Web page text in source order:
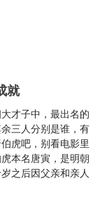
就
才子中，最出名的
三人分别是谁，有
虎吧，别看电影里
本名唐寅，是明朝
之后因父亲和亲人